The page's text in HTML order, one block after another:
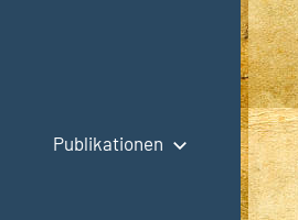
Publikationen